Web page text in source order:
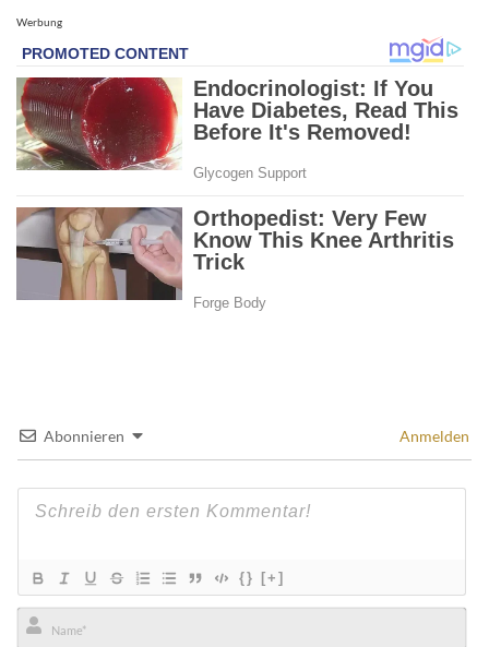
Werbung
Abonnieren Anmelden
{} [+]